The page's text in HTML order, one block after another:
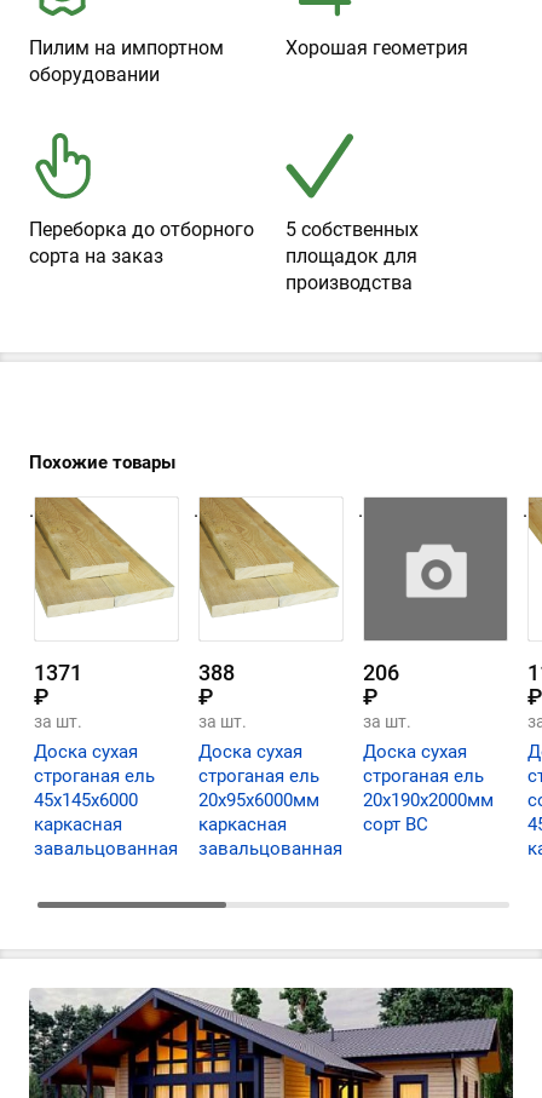
Пилим на импортном
оборудовании
Хорошая геометрия
Переборка до отборного
сорта на заказ
5 собственных
площадок для
производства
Похожие товары
.
1371
₽
за шт.
Доска сухая
строганая ель
45х145х6000
каркасная
завальцованная
.
388
₽
за шт.
Доска сухая
строганая ель
20х95х6000мм
каркасная
завальцованная
.
206
₽
за шт.
Доска сухая
строганая ель
20х190х2000мм
сорт ВС
.
₽